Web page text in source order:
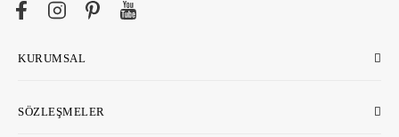
KURUMSAL
SÖZLEŞMELER